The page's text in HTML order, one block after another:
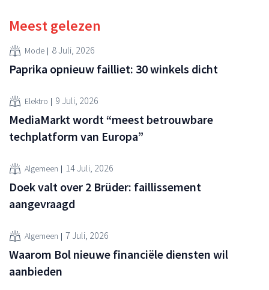
Meest gelezen
Mode 8 Juli, 2026
Paprika opnieuw failliet: 30 winkels dicht
Elektro 9 Juli, 2026
MediaMarkt wordt “meest betrouwbare
techplatform van Europa”
Algemeen 14 Juli, 2026
Doek valt over 2 Brüder: faillissement
aangevraagd
Algemeen 7 Juli, 2026
Waarom Bol nieuwe financiële diensten wil
aanbieden